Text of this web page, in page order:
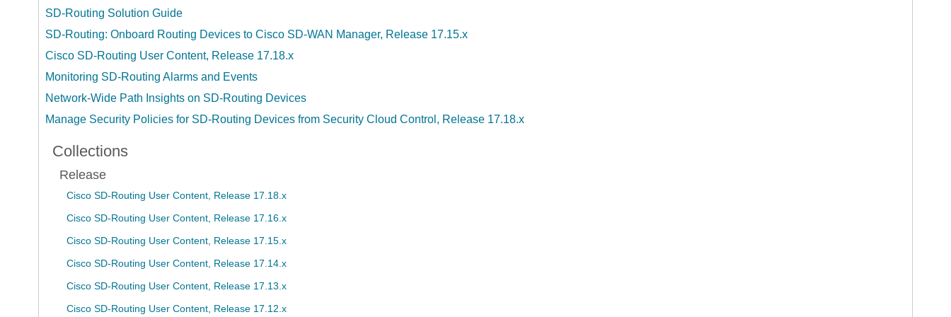
SD-Routing Solution Guide
SD-Routing: Onboard Routing Devices to Cisco SD-WAN Manager, Release 17.15.x
Cisco SD-Routing User Content, Release 17.18.x
Monitoring SD-Routing Alarms and Events
Network-Wide Path Insights on SD-Routing Devices
Manage Security Policies for SD-Routing Devices from Security Cloud Control, Release 17.18.x
Collections
Release
Cisco SD-Routing User Content, Release 17.18.x
Cisco SD-Routing User Content, Release 17.16.x
Cisco SD-Routing User Content, Release 17.15.x
Cisco SD-Routing User Content, Release 17.14.x
Cisco SD-Routing User Content, Release 17.13.x
Cisco SD-Routing User Content, Release 17.12.x